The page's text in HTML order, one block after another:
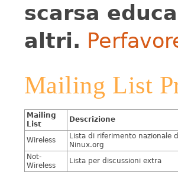
scarsa
altri.
Mailing List
Mailing
List
Descrizione
Wireless
Lista di riferimento nazionale
Ninux.org
Not-
Wireless
Lista per discussioni extra